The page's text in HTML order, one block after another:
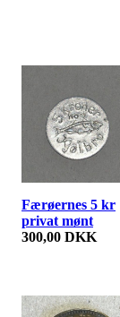
Færøernes 5 kr
privat mønt
300,00 DKK